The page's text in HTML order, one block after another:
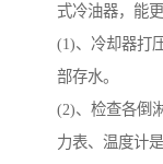
式冷油器，能
(1)、冷却器打
部存水。
(2)、检查各倒
力表、温度计